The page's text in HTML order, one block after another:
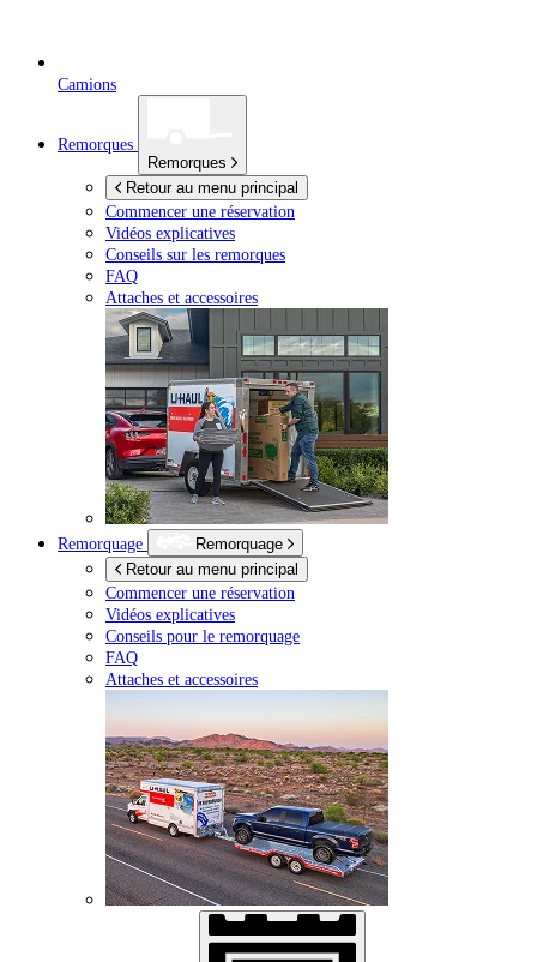
Camions
Remorques
Remorques
Retour au menu principal
Commencer une réservation
Vidéos explicatives
Conseils sur les remorques
FAQ
Attaches et accessoires
Remorquage
Remorquage
Retour au menu principal
Commencer une réservation
Vidéos explicatives
Conseils pour le remorquage
FAQ
Attaches et accessoires